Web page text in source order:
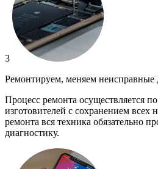
3
Ремонтируем, меняем неисправные
Процесс ремонта осуществляется
изготовителей с сохранением всех
ремонта вся техника обязательно
диагностику.